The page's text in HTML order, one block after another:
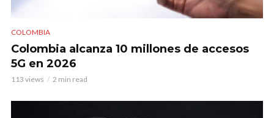
COLOMBIA
Colombia alcanza 10 millones de accesos
5G en 2026
113 views 2 min read